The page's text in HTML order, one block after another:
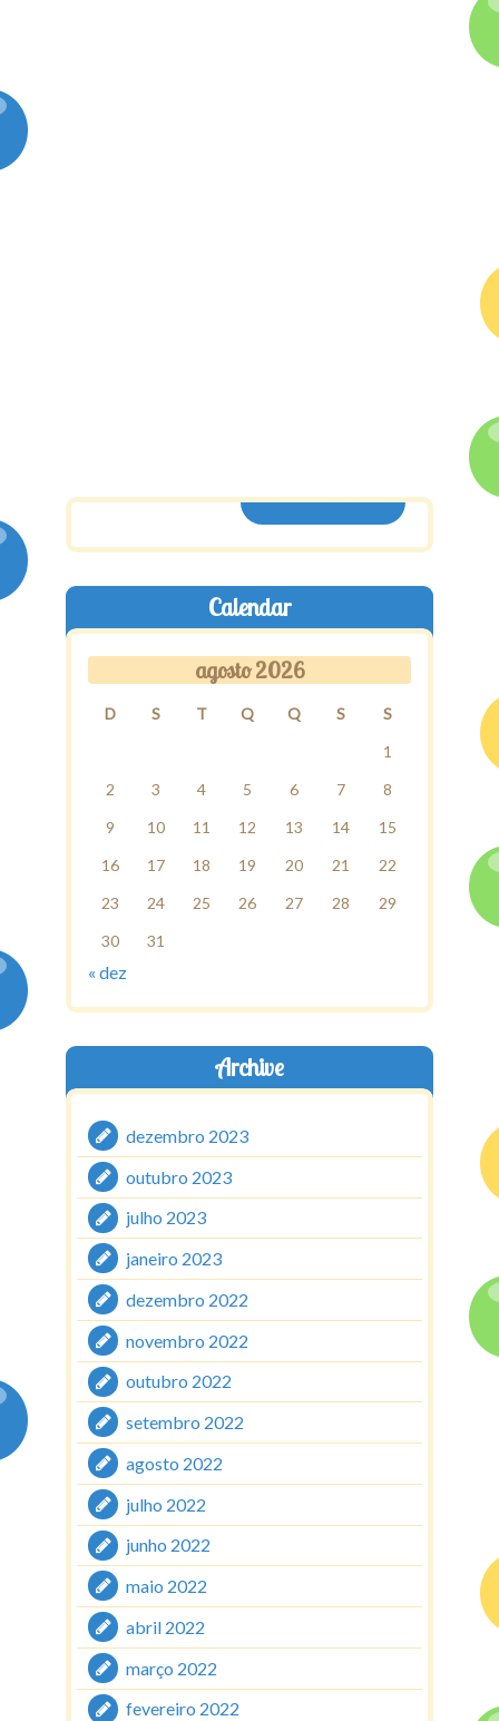
ASSINE AQUI
Calendar
agosto 2026
D S T Q Q S
S
1
2
3 4 5 6 7
8
9
10 11 12 13 14
15
16
17 18 19 20 21
22
23
24 25 26 27 28
29
30
31
« dez
Archive
dezembro 2023
outubro 2023
julho 2023
janeiro 2023
dezembro 2022
novembro 2022
outubro 2022
setembro 2022
agosto 2022
julho 2022
junho 2022
maio 2022
abril 2022
março 2022
fevereiro 2022